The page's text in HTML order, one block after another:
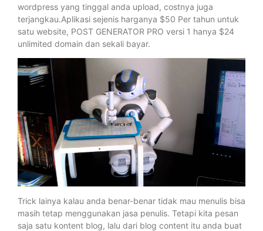
wordpress yang tinggal anda upload, costnya juga
terjangkau.Aplikasi sejenis harganya $50 Per tahun untuk
satu website, POST GENERATOR PRO versi 1 hanya $24
unlimited domain dan sekali bayar.
Trick lainya kalau anda benar-benar tidak mau menulis bisa
masih tetap menggunakan jasa penulis. Tetapi kita pesan
saja satu kontent blog, lalu dari blog content itu anda buat